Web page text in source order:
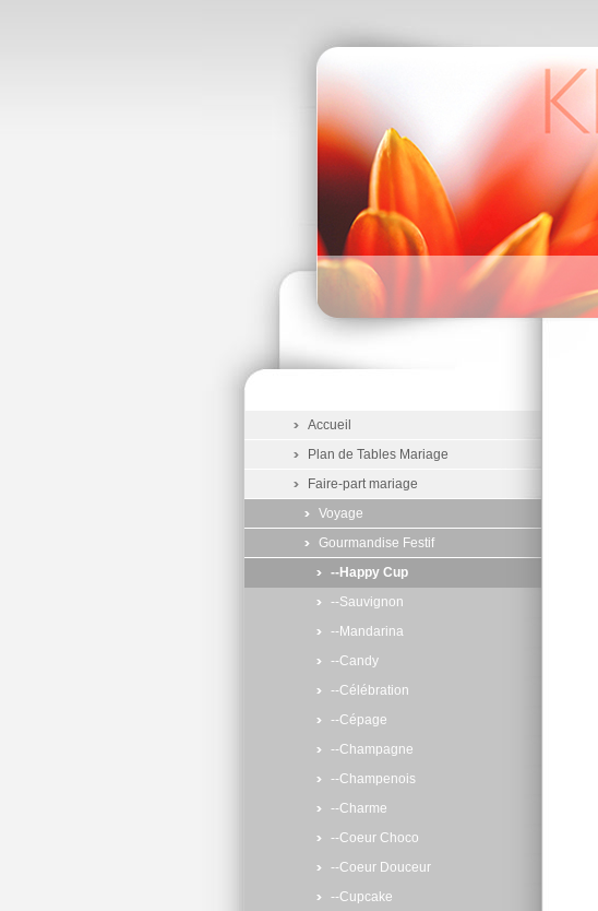
Accueil
Plan de Tables Mariage
Faire-part mariage
Voyage
Gourmandise Festif
--Happy Cup
--Sauvignon
--Mandarina
--Candy
--Célébration
--Cépage
--Champagne
--Champenois
--Charme
--Coeur Choco
--Coeur Douceur
--Cupcake